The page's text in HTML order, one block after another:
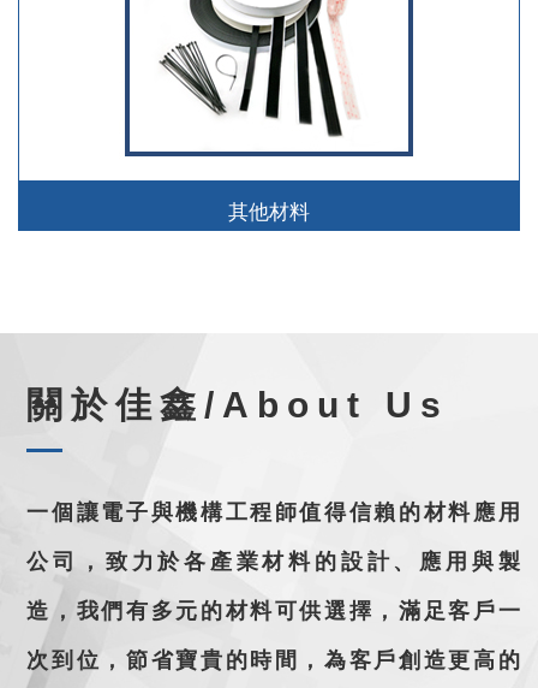
其他材料
關於佳鑫/About Us
一個讓電子與機構工程師值得信賴的材料應用
公司，致力於各產業材料的設計、應用與製
造，我們有多元的材料可供選擇，滿足客戶一
次到位，節省寶貴的時間，為客戶創造更高的